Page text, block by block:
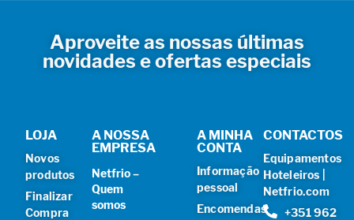
Aproveite as nossas últimas
novidades e ofertas especiais
LOJA
Novos
produtos
Finalizar
Compra
A NOSSA
EMPRESA
Netfrio –
Quem
somos
A MINHA
CONTA
Informação
pessoal
Encomendas
CONTACTOS
Equipamentos
Hoteleiros |
Netfrio.com
+351 962